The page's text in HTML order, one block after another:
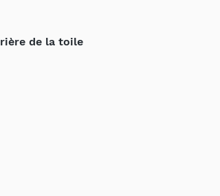
de la toile